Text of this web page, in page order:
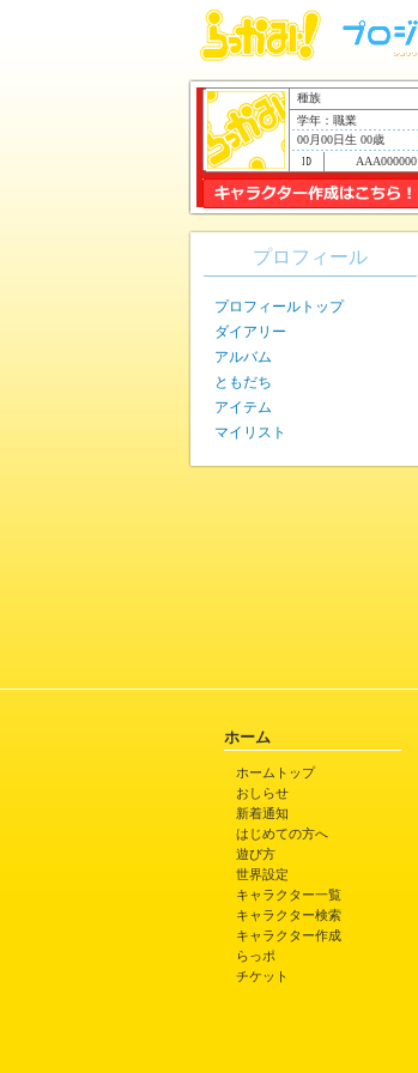
種族
学年：職業
00月00日生 00歳
AAA000000
プロフィール
プロフィールトップ
ダイアリー
アルバム
ともだち
アイテム
マイリスト
ホーム
ホームトップ
おしらせ
新着通知
はじめての方へ
遊び方
世界設定
キャラクター一覧
キャラクター検索
キャラクター作成
らっポ
チケット